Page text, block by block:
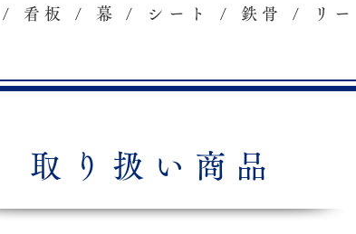
/ 看板 / 幕 / シート / 鉄骨 / リー
取り扱い商品